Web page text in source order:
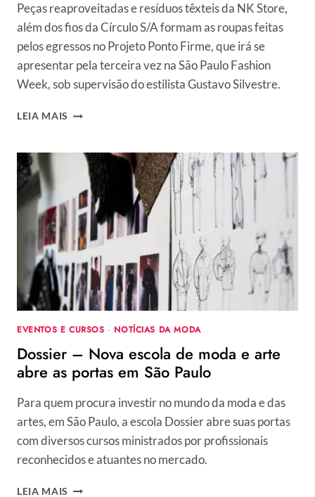
Peças reaproveitadas e resíduos têxteis da NK Store,
além dos fios da Círculo S/A formam as roupas feitas
pelos egressos no Projeto Ponto Firme, que irá se
apresentar pela terceira vez na São Paulo Fashion
Week, sob supervisão do estilista Gustavo Silvestre.
LEIA MAIS PROJETO
IRÁ
APRESENTAR
COLEÇÃO
100%
UPCYCLING
NA
SPFW
EVENTOS E CURSOS · NOTÍCIAS DA MODA
Dossier – Nova escola de moda e arte
abre as portas em São Paulo
Para quem procura investir no mundo da moda e das
artes, em São Paulo, a escola Dossier abre suas portas
com diversos cursos ministrados por profissionais
reconhecidos e atuantes no mercado.
LEIA MAIS DOSSIER